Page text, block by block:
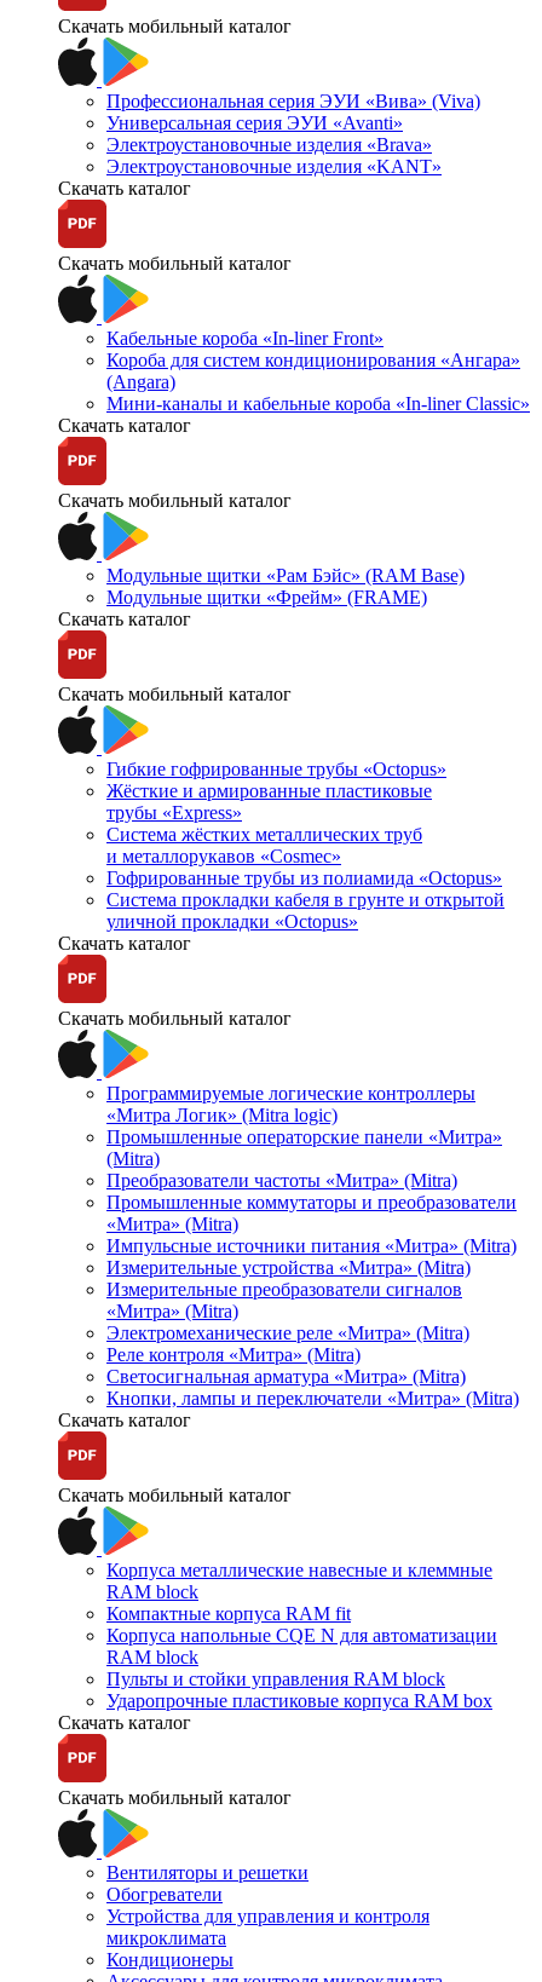
Скачать мобильный каталог
Профессиональная серия ЭУИ «Вива» (Viva)
Универсальная серия ЭУИ «Avanti»
Электроустановочные изделия «Brava»
Электроустановочные изделия «KANT»
Скачать каталог
Скачать мобильный каталог
Кабельные короба «In-liner Front»
Короба для систем кондиционирования «Ангара»
(Angara)
Мини-каналы и кабельные короба «In-liner Classic»
Скачать каталог
Скачать мобильный каталог
Модульные щитки «Рам Бэйс» (RAM Base)
Модульные щитки «Фрейм» (FRAME)
Скачать каталог
Скачать мобильный каталог
Гибкие гофрированные трубы «Octopus»
Жёсткие и армированные пластиковые
трубы «Express»
Система жёстких металлических труб
и металлорукавов «Cosmec»
Гофрированные трубы из полиамида «Octopus»
Система прокладки кабеля в грунте и открытой
уличной прокладки «Octopus»
Скачать каталог
Скачать мобильный каталог
Программируемые логические контроллеры
«Митра Логик» (Mitra logic)
Промышленные операторские панели «Митра»
(Mitra)
Преобразователи частоты «Митра» (Mitra)
Промышленные коммутаторы и преобразователи
«Митра» (Mitra)
Импульсные источники питания «Митра» (Mitra)
Измерительные устройства «Митра» (Mitra)
Измерительные преобразователи сигналов
«Митра» (Mitra)
Электромеханические реле «Митра» (Mitra)
Реле контроля «Митра» (Mitra)
Светосигнальная арматура «Митра» (Mitra)
Кнопки, лампы и переключатели «Митра» (Mitra)
Скачать каталог
Скачать мобильный каталог
Корпуса металлические навесные и клеммные
RAM block
Компактные корпуса RAM fit
Корпуса напольные CQE N для автоматизации
RAM block
Пульты и стойки управления RAM block
Ударопрочные пластиковые корпуса RAM box
Скачать каталог
Скачать мобильный каталог
Вентиляторы и решетки
Обогреватели
Устройства для управления и контроля
микроклимата
Кондиционеры